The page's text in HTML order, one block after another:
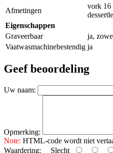
Afmetingen
vork 16
Eigenschappen
Graveerbaar
ja,
Vaatwasmachinebestendig ja
Geef beoordeling
Uw naam:
Opmerking:
Note: HTML-code wordt niet
Waardering: Slecht